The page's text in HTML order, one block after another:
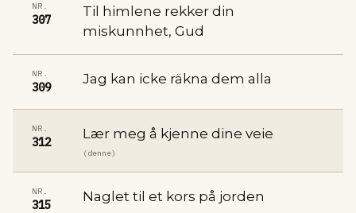
NR.
307
Til himlene rekker din
miskunnhet, Gud
NR.
309
Jag kan icke räkna dem alla
NR.
312
Lær meg å kjenne dine veie
(denne)
NR.
315
Naglet til et kors på jorden